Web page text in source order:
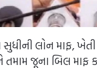
લોન માફ,
જૂના બિલ માફ